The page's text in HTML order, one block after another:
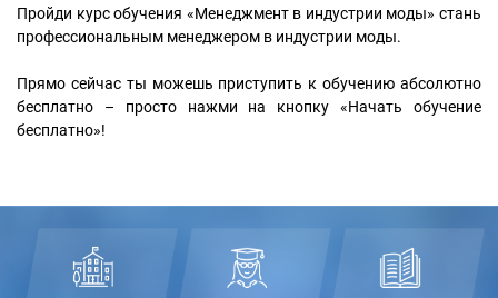
Пройди курс обучения «Менеджмент в индустрии моды» стань
профессиональным менеджером в индустрии моды.
Прямо сейчас ты можешь приступить к обучению абсолютно
бесплатно – просто нажми на кнопку «Начать обучение
бесплатно»!